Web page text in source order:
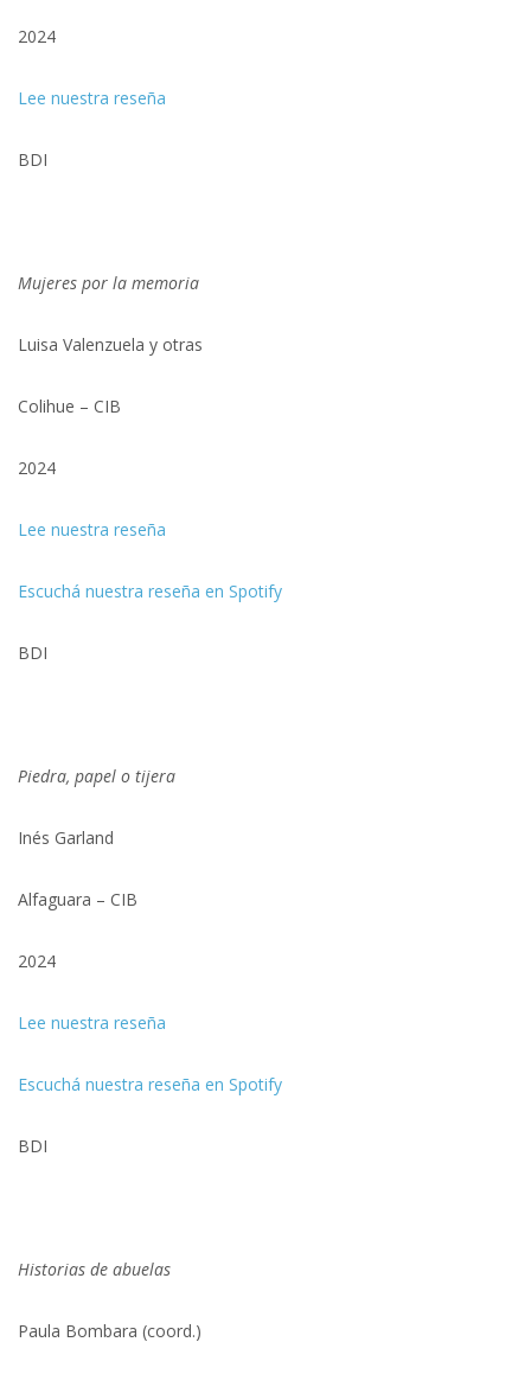
2024
Lee nuestra reseña
BDI
Mujeres por la memoria
Luisa Valenzuela y otras
Colihue – CIB
2024
Lee nuestra reseña
Escuchá nuestra reseña en Spotify
BDI
Piedra, papel o tijera
Inés Garland
Alfaguara – CIB
2024
Lee nuestra reseña
Escuchá nuestra reseña en Spotify
BDI
Historias de abuelas
Paula Bombara (coord.)